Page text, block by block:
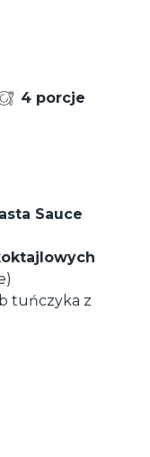
4 porcje
Sauce
tuńczyka z